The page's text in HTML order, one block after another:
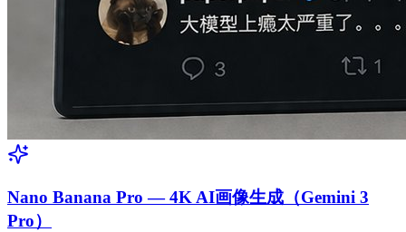
Nano Banana Pro — 4K AI画像生成（Gemini 3
Pro）